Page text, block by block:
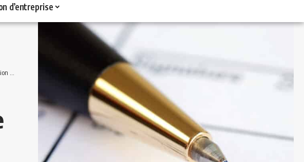
d’entreprise